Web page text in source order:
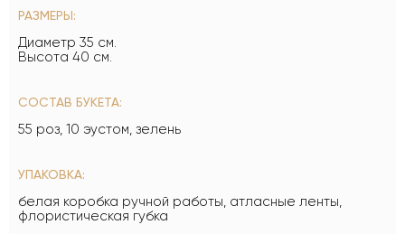
РАЗМЕРЫ:
Диаметр 35 см.
Высота 40 см.
СОСТАВ БУКЕТА:
55 роз, 10 эустом, зелень
УПАКОВКА:
белая коробка ручной работы, атласные ленты,
флористическая губка